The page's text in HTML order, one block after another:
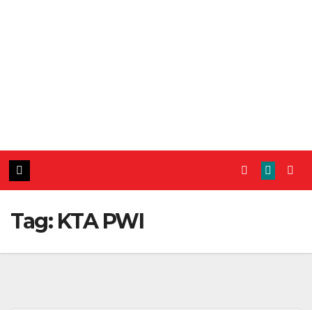
Tag: KTA PWI